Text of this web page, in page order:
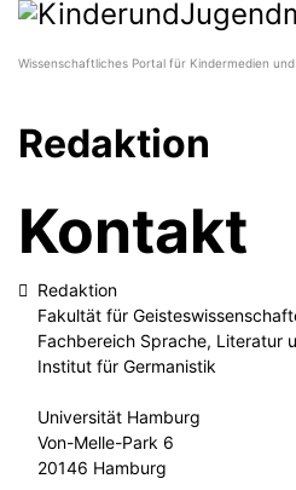
Wissenschaftliches Portal für Kindermedien
Redaktion
Kontakt
Adresse
Redaktion
Fakultät für
Fachbereich Sprache, Literatur
Institut für Germanistik
Universität Hamburg
Von-Melle-Park 6
20146 Hamburg